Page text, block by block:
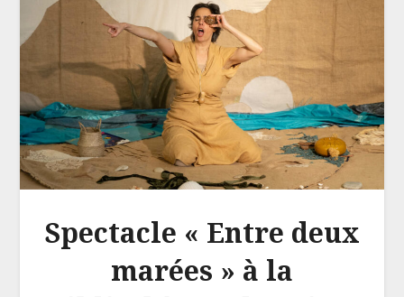
Spectacle « Entre deux
marées » à la